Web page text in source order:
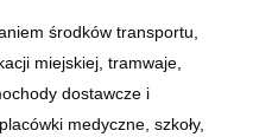
środków transportu,
miejskiej, tramwaje,
dostawcze i
medyczne, szkoły,